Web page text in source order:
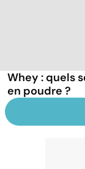
Whey : quels
en poudre ?